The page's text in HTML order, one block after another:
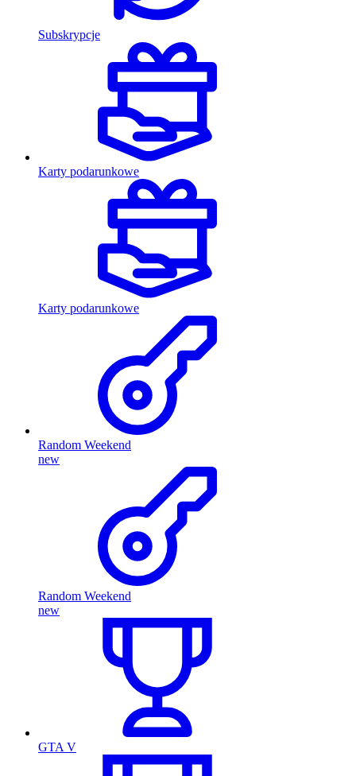
Subskrypcje
Karty podarunkowe
Karty podarunkowe
Random Weekend
new
Random Weekend
new
GTA V